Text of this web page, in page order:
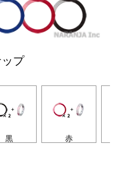
プ
黒 赤